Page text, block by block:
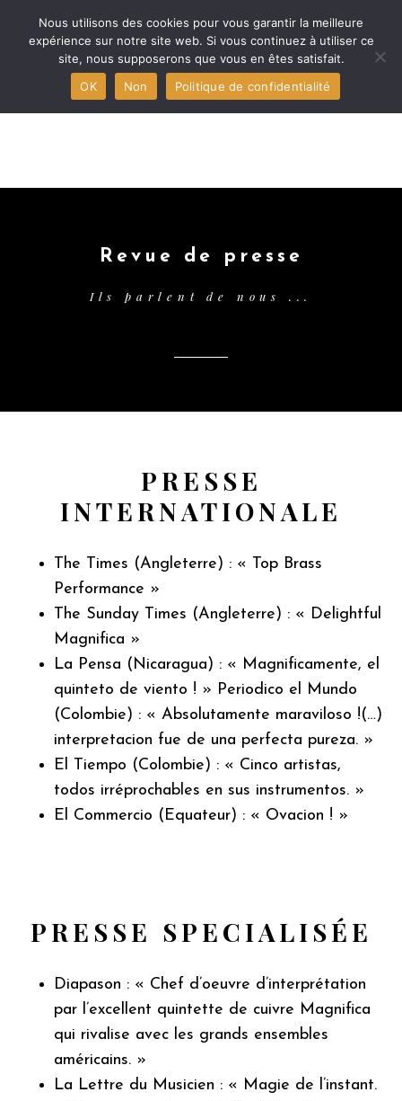
MENU
Revue de presse
Ils parlent de nous ...
PRESSE
INTERNATIONALE
The Times (Angleterre) : « Top Brass
Performance »
The Sunday Times (Angleterre) : « Delightful
Magnifica »
La Pensa (Nicaragua) : « Magnificamente, el
quinteto de viento ! » Periodico el Mundo
(Colombie) : « Absolutamente maraviloso !(…)
interpretacion fue de una perfecta pureza. »
El Tiempo (Colombie) : « Cinco artistas,
todos irréprochables en sus instrumentos. »
El Commercio (Equateur) : « Ovacion ! »
PRESSE SPECIALISÉE
Diapason : « Chef d’oeuvre d’interprétation
par l’excellent quintette de cuivre Magnifica
qui rivalise avec les grands ensembles
américains. »
La Lettre du Musicien : « Magie de l’instant.
Nous utilisons des cookies pour vous garantir la meilleure
expérience sur notre site web. Si vous continuez à utiliser ce
site, nous supposerons que vous en êtes satisfait.
OK
Non Politique de confidentialité